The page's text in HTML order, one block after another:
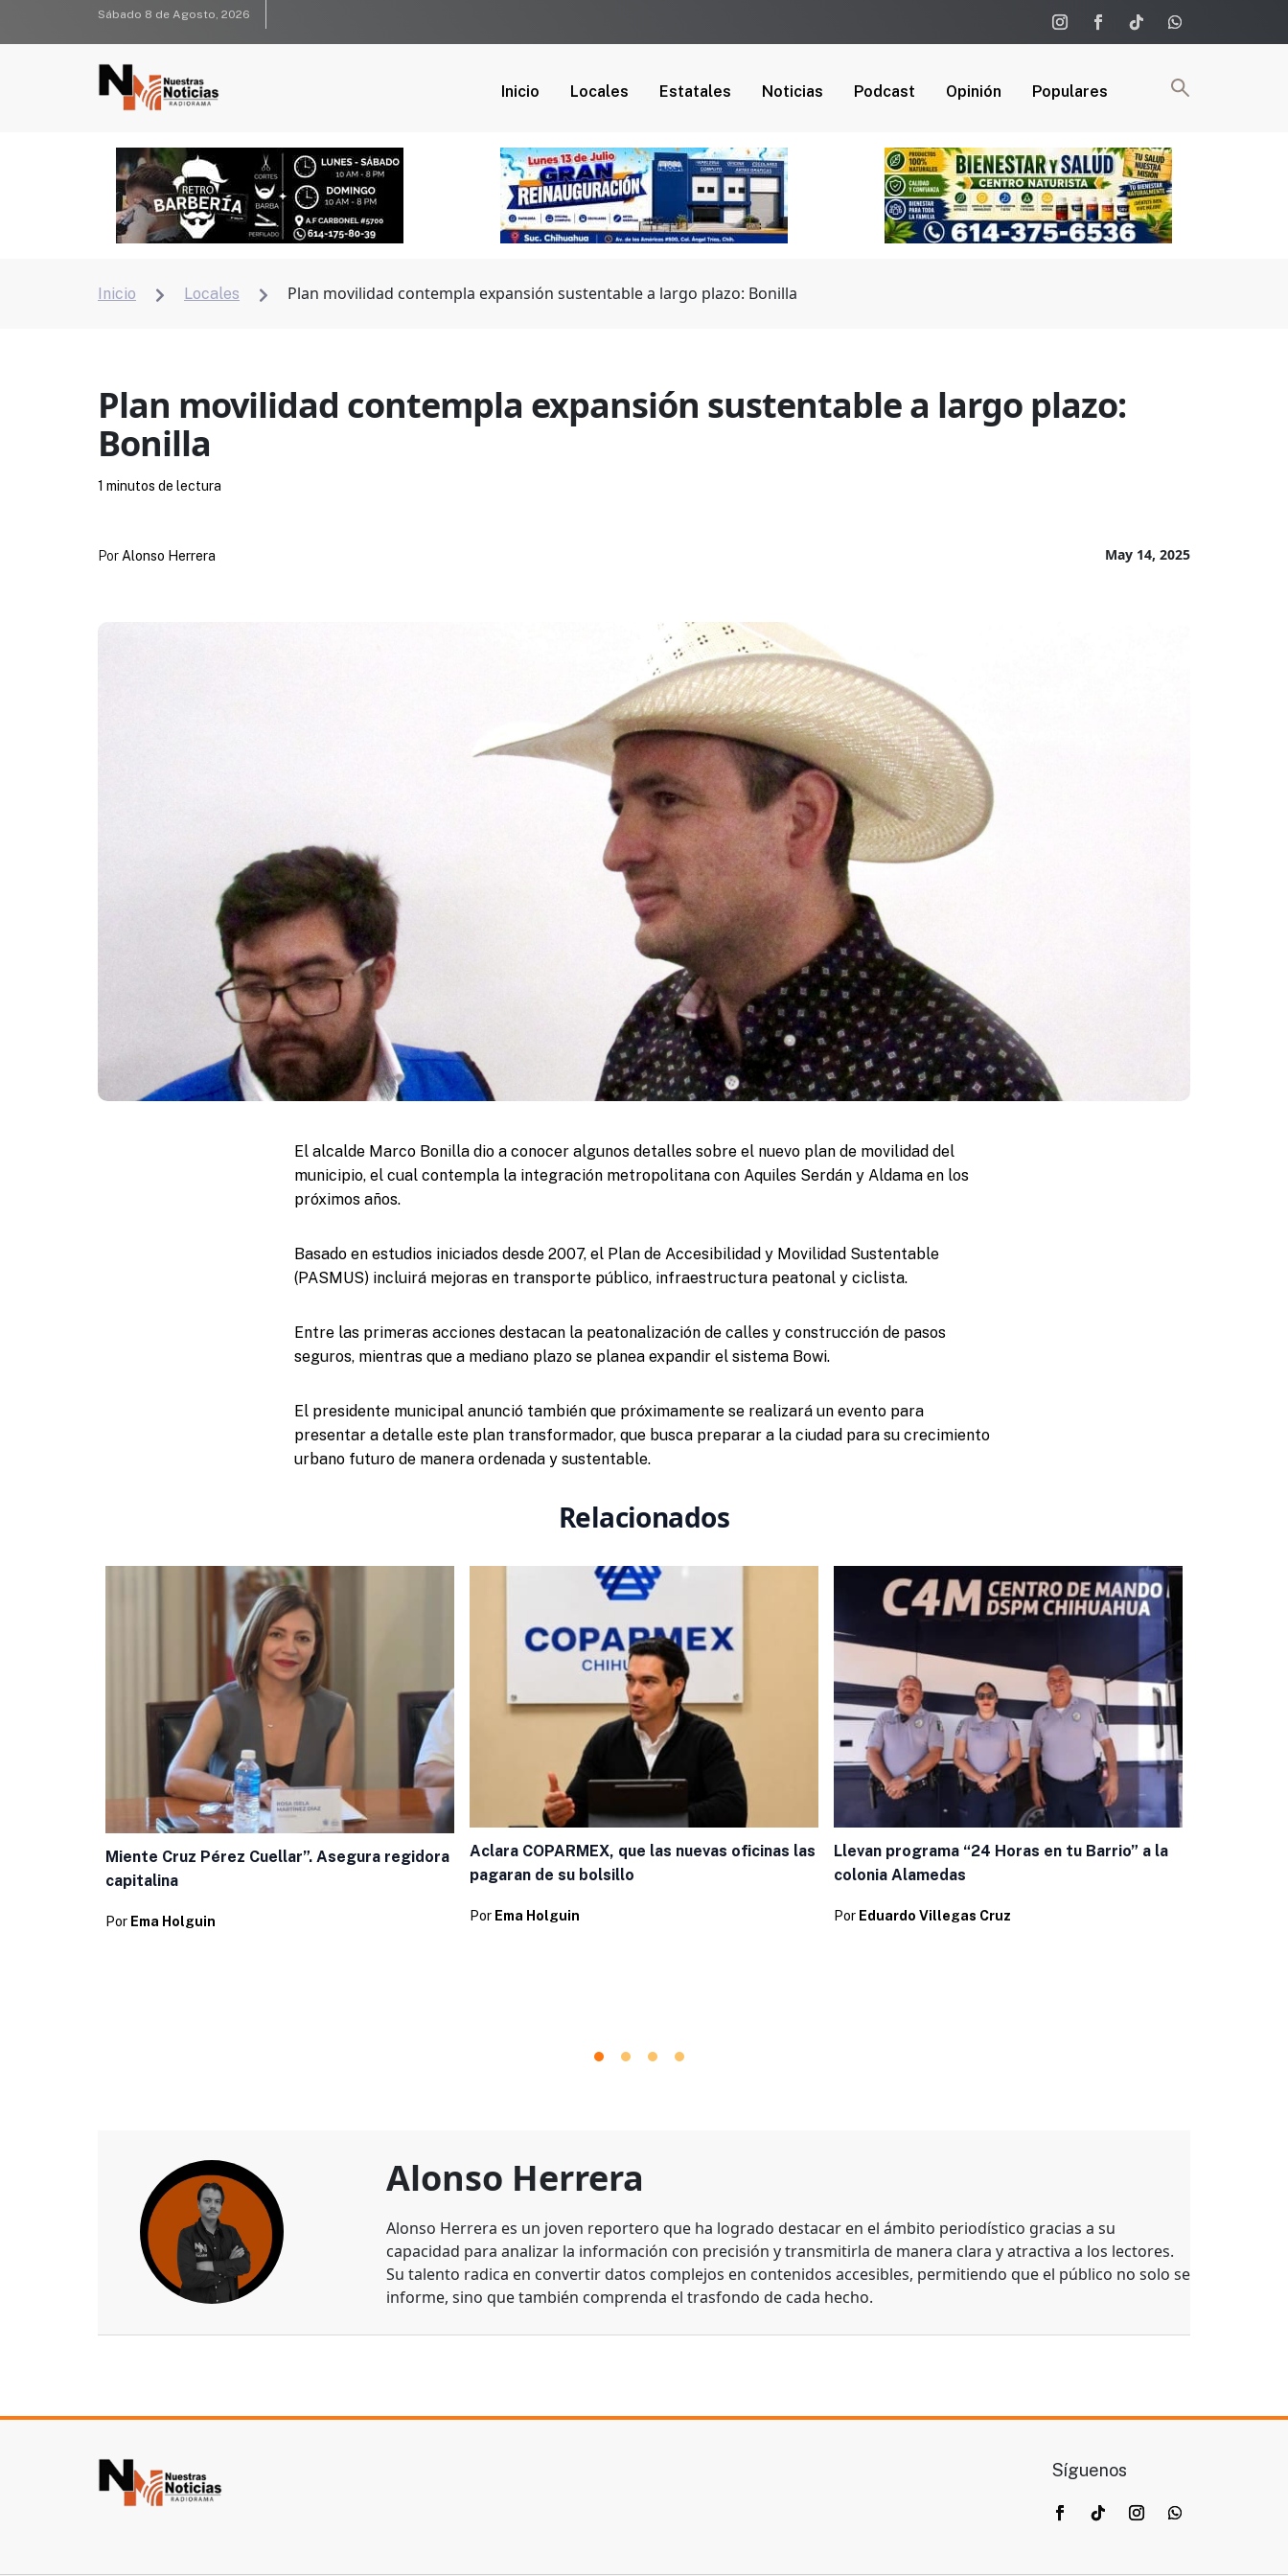
Sábado 8 de Agosto, 2026
Inicio Locales Estatales Noticias Podcast Opinión Populares
Inicio  Locales  Plan movilidad contempla expansión sustentable a largo plazo: Bonilla
Plan movilidad contempla expansión sustentable a largo plazo:
Bonilla
May 14, 2025
Por Alonso Herrera
1 minutos de lectura
El alcalde Marco Bonilla dio a conocer algunos detalles sobre el nuevo plan de movilidad del
municipio, el cual contempla la integración metropolitana con Aquiles Serdán y Aldama en los
próximos años.
Basado en estudios iniciados desde 2007, el Plan de Accesibilidad y Movilidad Sustentable
(PASMUS) incluirá mejoras en transporte público, infraestructura peatonal y ciclista.
Entre las primeras acciones destacan la peatonalización de calles y construcción de pasos
seguros, mientras que a mediano plazo se planea expandir el sistema Bowi.
El presidente municipal anunció también que próximamente se realizará un evento para
presentar a detalle este plan transformador, que busca preparar a la ciudad para su crecimiento
urbano futuro de manera ordenada y sustentable.
Relacionados
Miente Cruz Pérez Cuellar”. Asegura regidora
capitalina
Por Ema Holguin
Aclara COPARMEX, que las nuevas oficinas las
pagaran de su bolsillo
Por Ema Holguin
Llevan programa “24 Horas en tu Barrio” a la
colonia Alamedas
Por Eduardo Villegas Cruz
Alonso Herrera
Alonso Herrera es un joven reportero que ha logrado destacar en el ámbito periodístico gracias a su
capacidad para analizar la información con precisión y transmitirla de manera clara y atractiva a los lectores.
Su talento radica en convertir datos complejos en contenidos accesibles, permitiendo que el público no solo se
informe, sino que también comprenda el trasfondo de cada hecho.
Síguenos